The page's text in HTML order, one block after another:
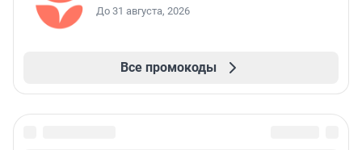
До 31 августа, 2026
Все промокоды